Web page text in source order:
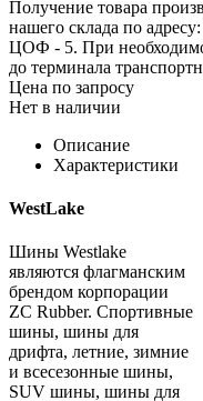
Получение товара
нашего склада по
ЦОФ - 5. При
до терминала
Цена по запросу
Нет в наличии
Описание
Характеристики
WestLake
Шины Westlake
являются флагманским
брендом корпорации
ZC Rubber. Спортивные
шины, шины для
дрифта, летние, зимние
и всесезонные шины,
SUV шины, шины для